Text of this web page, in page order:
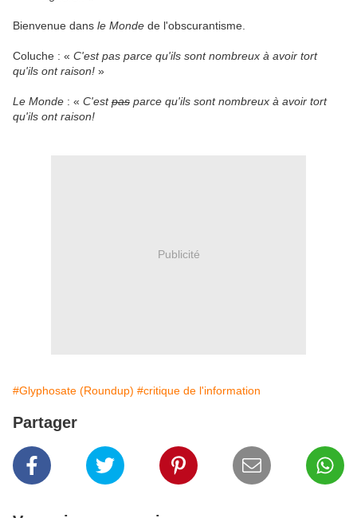
Bienvenue dans le Monde de l'obscurantisme.
Coluche : « C'est pas parce qu'ils sont nombreux à avoir tort
qu'ils ont raison! »
Le Monde : « C'estpas parce qu'ils sont nombreux à avoir tort
qu'ils ont raison!
Publicité
#Glyphosate (Roundup) #critique de l'information
Partager